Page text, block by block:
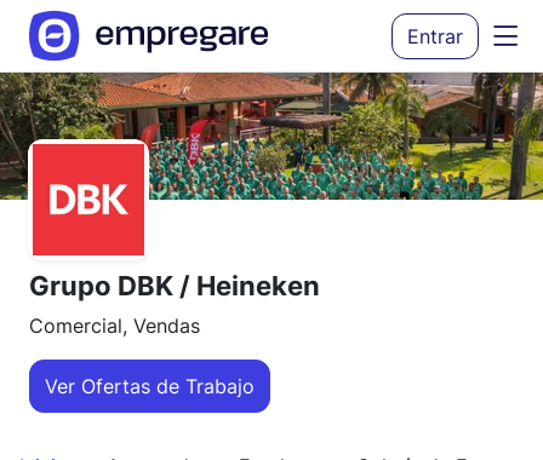
Entrar
Grupo DBK / Heineken
Comercial, Vendas
Ver Ofertas de Trabajo